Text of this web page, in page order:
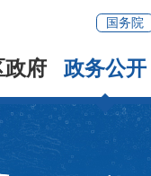
国务院
政府 政务公开